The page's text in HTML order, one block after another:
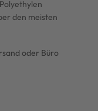
den meisten
oder Büro